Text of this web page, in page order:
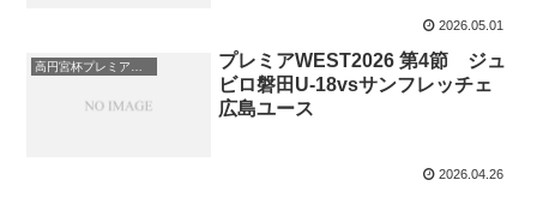
2026.05.01
プレミアWEST2026 第4節 ジュ
ビロ磐田U-18vsサンフレッチェ
広島ユース
2026.04.26